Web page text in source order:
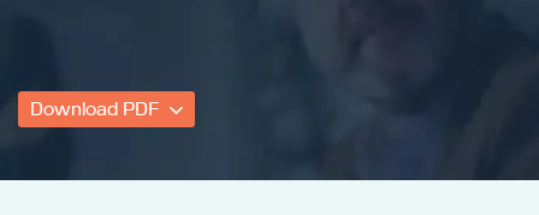
Download PDF